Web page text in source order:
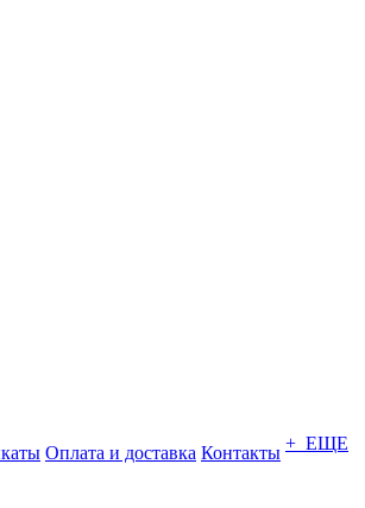
Оплата и доставка Контакты + ЕЩЕ